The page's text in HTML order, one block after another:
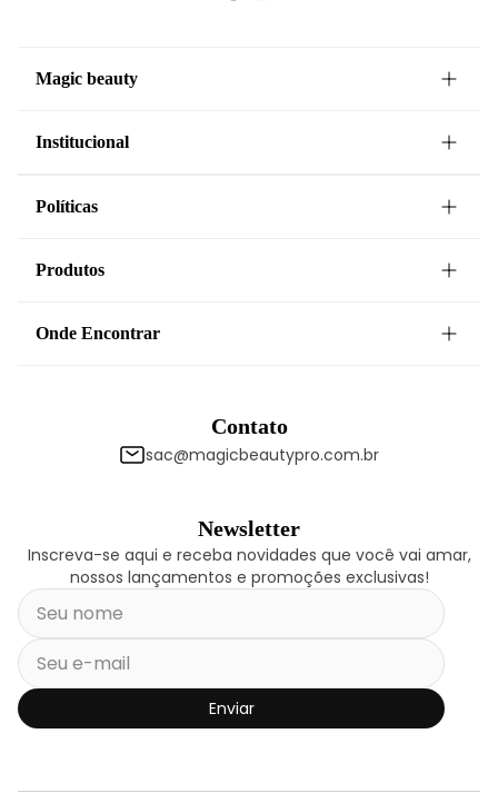
Magic beauty
Institucional
Políticas
Produtos
Onde Encontrar
Contato
sac@magicbeautypro.com.br
Newsletter
Inscreva-se aqui e receba novidades que você vai amar,
nossos lançamentos e promoções exclusivas!
Enviar